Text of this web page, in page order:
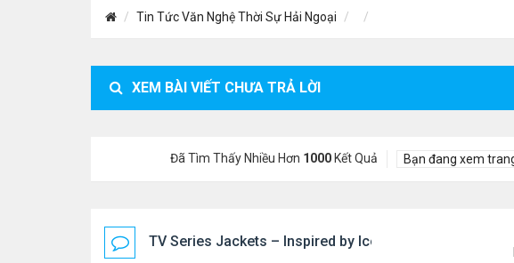
Tin Tức Văn Nghệ Thời Sự Hải Ngoại
XEM BÀI VIẾT CHƯA TRẢ LỜI
Đã Tìm Thấy Nhiều Hơn 1000Kết Quả Bạn đang xem
TV Series Jackets – Inspired by Iconic Television